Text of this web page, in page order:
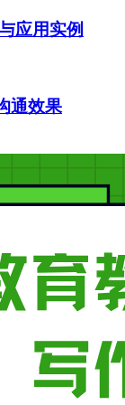
应用实例
通效果